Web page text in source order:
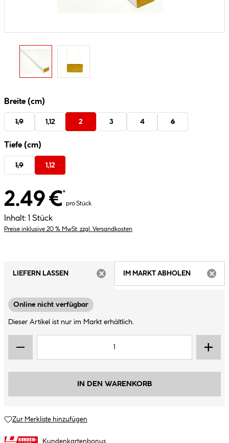
Breite (cm)
1,9 1,12 2 3 4 6
Tiefe (cm)
1,9 1,12
2.49 €*
pro Stück
Inhalt: 1 Stück
Preise inklusive 20 % MwSt. zzgl. Versandkosten
LIEFERN LASSEN
IM MARKT ABHOLEN
Online nicht verfügbar
Dieser Artikel ist nur im Markt erhältlich.
IN DEN WARENKORB
Zur Merkliste hinzufügen
Kundenkartenbonus